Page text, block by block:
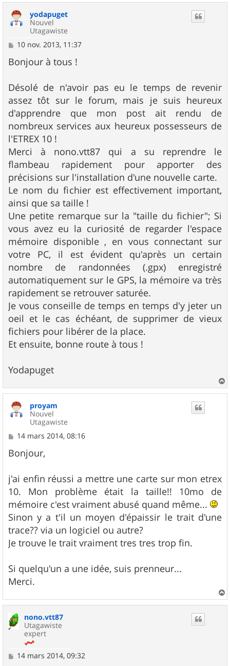
yodapuget
Nouvel
Utagawiste
M
s
s
g
e
10 nov. 2013, 11:37
Bonjour à tous !
Désolé de n'avoir pas eu le temps de revenir
assez tôt sur le forum, mais je suis heureux
d'apprendre que mon post ait rendu de
nombreux services aux heureux possesseurs de
l'ETREX 10 !
Merci à nono.vtt87 qui a su reprendre le
flambeau rapidement pour apporter des
précisions sur l'installation d'une nouvelle carte.
Le nom du fichier est effectivement important,
ainsi que sa taille !
Une petite remarque sur la "taille du fichier"; Si
vous avez eu la curiosité de regarder l'espace
mémoire disponible , en vous connectant sur
votre PC, il est évident qu'après un certain
nombre de randonnées (.gpx) enregistré
automatiquement sur le GPS, la mémoire va très
rapidement se retrouver saturée.
Je vous conseille de temps en temps d'y jeter un
oeil et le cas échéant, de supprimer de vieux
fichiers pour libérer de la place.
Et ensuite, bonne route à tous !
Yodapuget
a
proyam
Nouvel
Utagawiste
M
s
s
g
e
14 mars 2014, 08:16
Bonjour,
j'ai enfin réussi a mettre une carte sur mon etrex
10. Mon problème était la taille!! 10mo de
mémoire c'est vraiment abusé quand même...
Sinon y a t'il un moyen d'épaissir le trait d'une
trace?? via un logiciel ou autre?
Je trouve le trait vraiment tres tres trop fin.
Si quelqu'un a une idée, suis prenneur...
Merci.
a
nono.vtt87
Utagawiste
expert
M14 mars 2014, 09:32